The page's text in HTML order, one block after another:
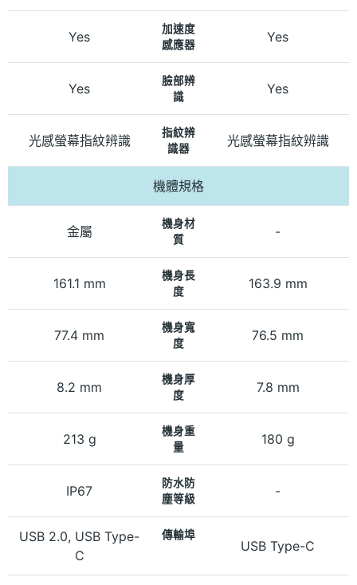
Yes
加速度
感應器
Yes
Yes
臉部辨
識
Yes
光感螢幕指紋辨識
指紋辨
識器
光感螢幕指紋辨識
機體規格
金屬
機身材
質
-
161.1 mm
機身長
度
163.9 mm
77.4 mm
機身寬
度
76.5 mm
8.2 mm
機身厚
度
7.8 mm
213 g
機身重
量
180 g
IP67
防水防
塵等級
-
USB 2.0, USB Type-
C
傳輸埠
USB Type-C